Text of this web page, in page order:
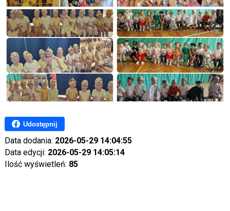
Udostępnij
Data dodania: 2026-05-29 14:04:55
Data edycji: 2026-05-29 14:05:14
Ilość wyświetleń: 85